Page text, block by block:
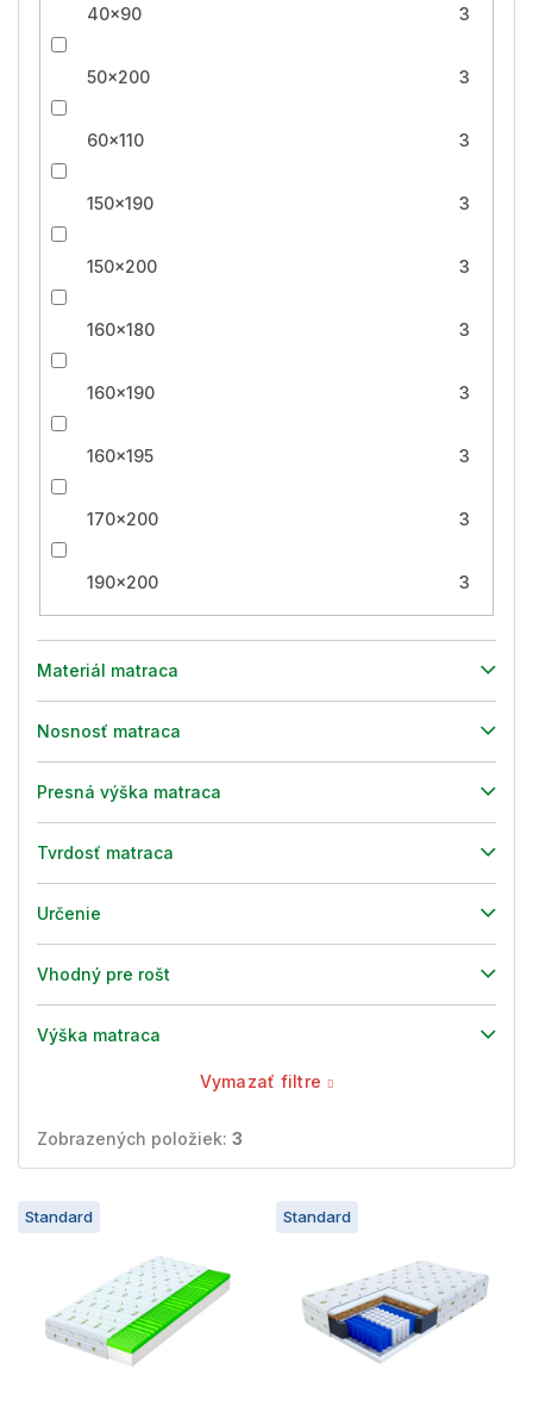
40x90 3
50x200 3
60x110 3
150x190 3
150x200 3
160x180 3
160x190 3
160x195 3
170x200 3
190x200 3
Materiál matraca
Nosnosť matraca
Presná výška matraca
Tvrdosť matraca
Určenie
Vhodný pre rošt
Výška matraca
Vymazať filtre
Zobrazených položiek: 3
V
ýStandard Standard